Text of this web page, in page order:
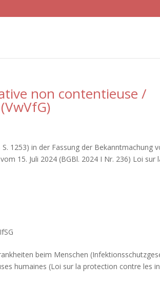
non contentieuse /
1253) in der Fassung der Bekanntmachung
15. Juli 2024 (BGBl. 2024 I Nr. 236) Loi sur
beim Menschen
humaines (Loi sur la protection contre les